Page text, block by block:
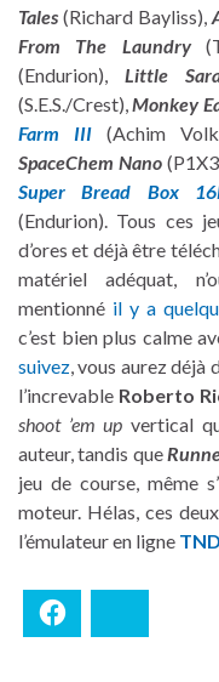
Tales (Richard Bayliss),
From The Laundry
(Endurion),Little
(S.E.S./Crest),Monkey
Farm III (Achim
SpaceChem Nano
Super Bread Box
(Endurion). Tous ces
d’ores et déjà être
matériel adéquat,
mentionné il y a
c’est bien plus calme
suivez, vous aurez déjà
l’increvable Roberto
shoot ’em up vertical
auteur, tandis que
jeu de course, même
moteur. Hélas, ces
l’émulateur en ligne